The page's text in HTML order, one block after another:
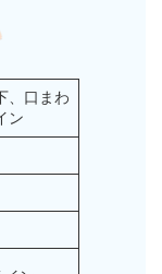
、口まわ
ン